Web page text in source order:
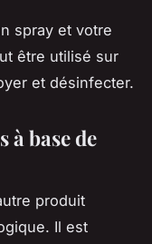
spray et votre
être utilisé sur
et désinfecter.
base de
produit
Il est